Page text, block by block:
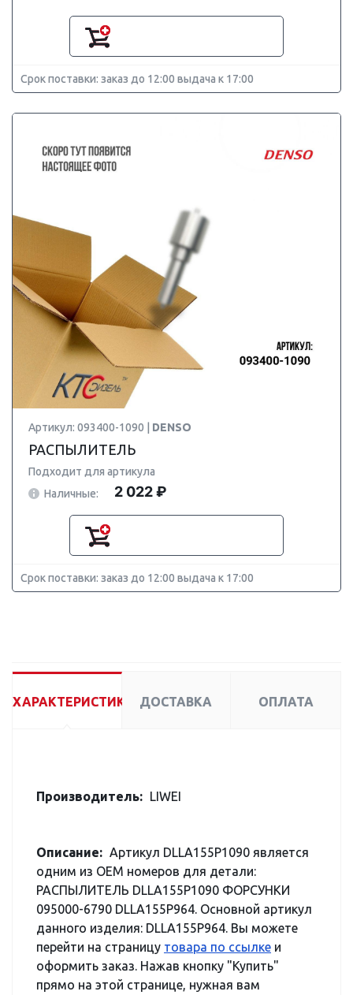
Срок поставки: заказ до 12:00 выдача к 17:00
Артикул: 093400-1090 | DENSO
РАСПЫЛИТЕЛЬ
Подходит для артикула
Наличные:
2 022 ₽
Срок поставки: заказ до 12:00 выдача к 17:00
ХАРАКТЕРИСТИКИ ДОСТАВКА ОПЛАТА
Производитель: LIWEI
Описание: Артикул DLLA155P1090 является
одним из OEM номеров для детали:
РАСПЫЛИТЕЛЬ DLLA155P1090 ФОРСУНКИ
095000-6790 DLLA155P964. Основной артикул
данного изделия: DLLA155P964. Вы можете
перейти на страницу товара по ссылке и
оформить заказ. Нажав кнопку "Купить"
прямо на этой странице, нужная вам